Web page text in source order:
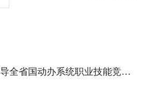
省国动办赴张家口市调研指导全省国动办系统职业技能竞赛决赛筹备工作